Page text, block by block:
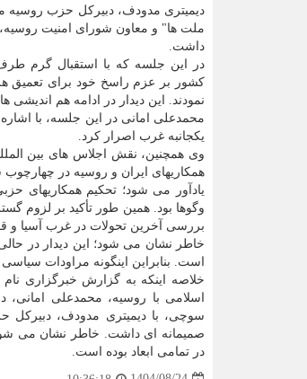
دیمیتری مدودف، دبیرکل حزب روسیه
ملت ها" و معاون شورای امنیت
داشت.
در این جلسه که با استقبال گرم
کشور بر عزم راسخ خود برای تعمیق
نمودند. این دیدار در ادامه هم
محمدعلی امانی در این جلسه، با
یکجانبه غرب اصرار کرد.
وی همچنین، نقش اجلاس های بین
همکاریهای ایران و روسیه در
یادآور می شود؛ تحکیم همکاریهای
وگوها بود. همین طور تأکید بر لزوم
بررسی آخرین تحولات در غرب آسیا و
خاطر نشان می شود؛ این دیدار در
است. بنابراین اینگونه مراودات
خلاصه اینکه به گزارش خبرگزاری
اسلامی با روسیه، محمدعلی
سوچی، با دیمیتری مدودف، دبیرکل
صمیمانه ای داشت. خاطر نشان می
در تمامی ابعاد بوده است.